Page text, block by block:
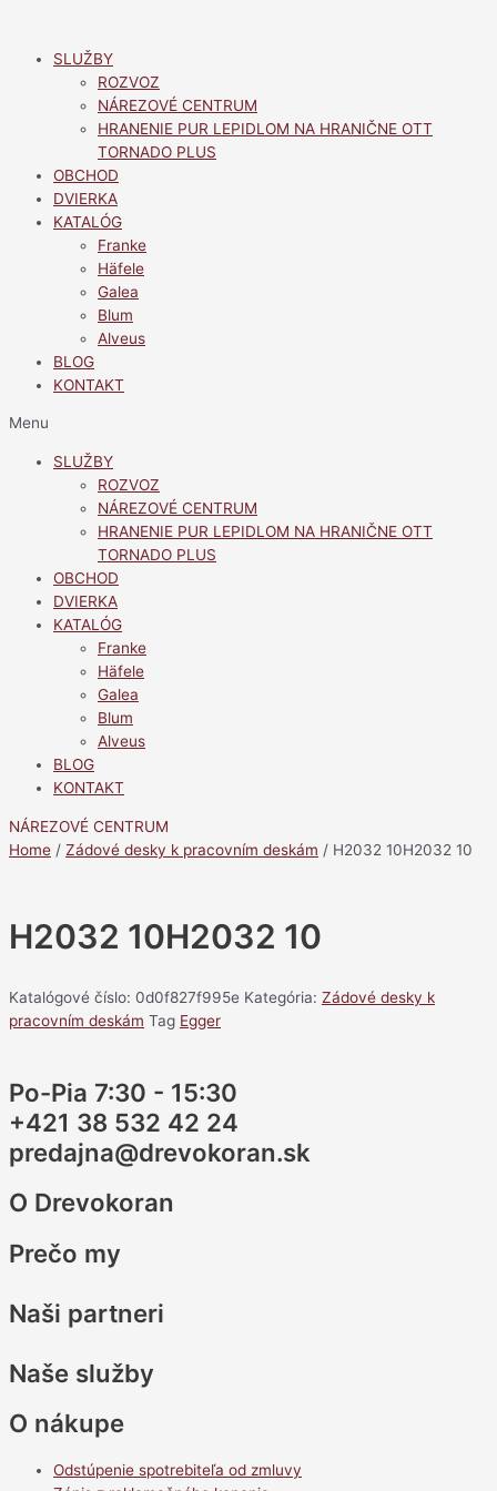
obsah
SLUŽBY
ROZVOZ
NÁREZOVÉ CENTRUM
HRANENIE PUR LEPIDLOM NA HRANIČNE OTT
TORNADO PLUS
OBCHOD
DVIERKA
KATALÓG
Franke
Häfele
Galea
Blum
Alveus
BLOG
KONTAKT
Menu
SLUŽBY
ROZVOZ
NÁREZOVÉ CENTRUM
HRANENIE PUR LEPIDLOM NA HRANIČNE OTT
TORNADO PLUS
OBCHOD
DVIERKA
KATALÓG
Franke
Häfele
Galea
Blum
Alveus
BLOG
KONTAKT
NÁREZOVÉ CENTRUM
Home / Zádové desky k pracovním deskám / H2032 10H2032 10
H2032 10H2032 10
Katalógové číslo: 0d0f827f995e Kategória: Zádové desky k
pracovním deskám Tag Egger
Po-Pia 7:30 - 15:30
+421 38 532 42 24
predajna@drevokoran.sk
O Drevokoran
Prečo my
Naši partneri
Naše služby
O nákupe
Odstúpenie spotrebiteľa od zmluvy